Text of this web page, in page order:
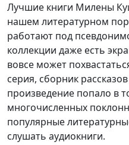
Лучшие книги Милены
нашем литературном
работают под
коллекции даже есть
вовсе может
серия, сборник
произведение попало в
многочисленных
популярные
слушать аудиокниги.